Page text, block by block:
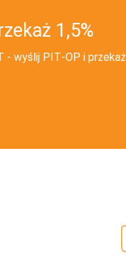
1,5%
wyślij PIT‑OP i przekaż